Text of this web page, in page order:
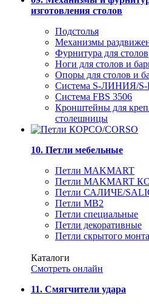
изготовления столов
Подстолья
Механизмы
Фурнитура для столов
Ноги для столов и
Опоры для столов и
Система S-ЛИНИЯ/S-
Система FBS 3506
Кронштейны для
столешницы
10. Петли мебельные
Петли MAKMART
Петли MAKMART
Петли САЛИЧЕ/
Петли MB2
Петли специальные
Петли декоративные
Петли скрытого
Каталоги
Смотреть онлайн
11. Смягчители удара